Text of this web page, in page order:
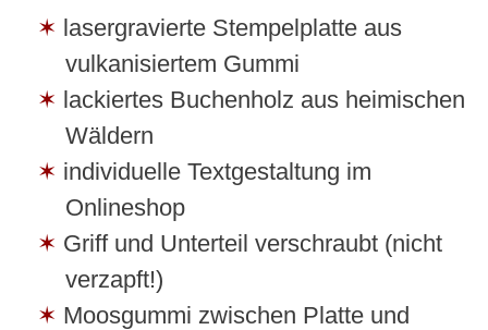
lasergravierte Stempelplatte aus
vulkanisiertem Gummi
lackiertes Buchenholz aus heimischen
Wäldern
individuelle Textgestaltung im
Onlineshop
Griff und Unterteil verschraubt (nicht
verzapft!)
Moosgummi zwischen Platte und